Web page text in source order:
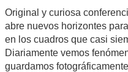
Original y curiosa
abre nuevos horizontes
en los cuadros que casi
Diariamente vemos
guardamos